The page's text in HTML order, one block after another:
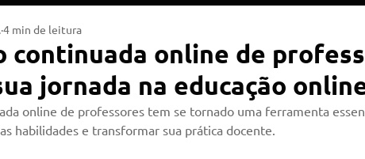
continuada online de
jornada na educação
4 min de leitura
online de professores tem se tornado uma ferramenta
habilidades e transformar sua prática docente.